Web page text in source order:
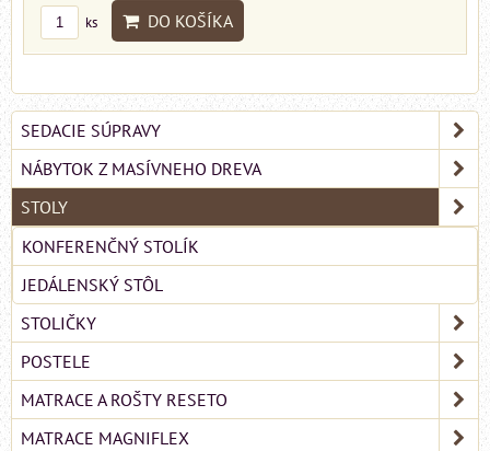
ks DO KOŠÍKA
SEDACIE SÚPRAVY
NÁBYTOK Z MASÍVNEHO DREVA
STOLY
KONFERENČNÝ STOLÍK
JEDÁLENSKÝ STÔL
STOLIČKY
POSTELE
MATRACE A ROŠTY RESETO
MATRACE MAGNIFLEX